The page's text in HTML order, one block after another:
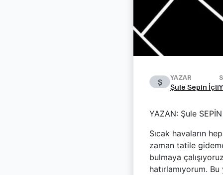
Ş YAZAR
Şule Sepin İçli
YAZAN: Şule
Sıcak havaların
zaman tatile
bulmaya
hatırlamıyorum.